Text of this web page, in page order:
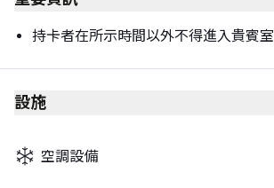
Tuesday
Wednesday
Thursday
持卡者在所示時間以外不得進入貴賓室
設施
空調設備